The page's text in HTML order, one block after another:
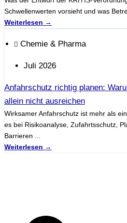
Schwellenwerten vorsieht und was
Weiterlesen →
Chemie & Pharma
Juli 2026
Anfahrschutz richtig planen:
allein nicht ausreichen
Wirksamer Anfahrschutz ist mehr als
es bei Risikoanalyse, Zufahrtsschutz,
Barrieren ...
Weiterlesen →